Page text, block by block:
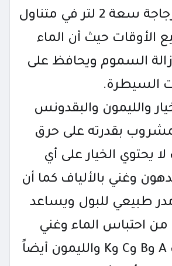
بالاحتفاظ بزجاجة سعة 2 لتر في متناول
الأوقات حيث أن الماء
السموم ويحافظ على
السيطرة.
والليمون والبقدونس
بقدرته على حرق
يحتوي الخيار على أي
وغني بالألياف كما أن
طبيعي للبول ويساعد
احتباس الماء وغني
بالفيتامينات A وB وC وK والليمون أيضاً